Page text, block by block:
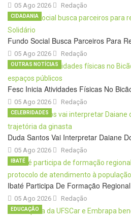
05 Ago 2026 Redação
Fundo Social Busca Parceiros Para
05 Ago 2026
CIDADANIA
Redação
Fesc Inicia Atividades Físicas No
05 Ago 2026
OUTRAS NOTÍCIAS
Redação
Duda Santos Vai Interpretar Daiane
05 Ago 2026
CELEBRIDADES
Redação
Ibaté Participa De Formação
05 Ago 2026
IBATÉ
Redação
EDUCAÇÃO